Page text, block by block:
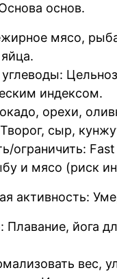
основ.
мясо,
индексом.
орехи,
сыр,
ограничить:
и мясо (риск
активность:
Плавание, йога
вес,